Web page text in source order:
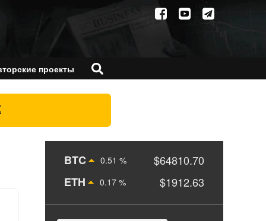
проекты
BTC 0.51 %
$64810.70
ETH
0.17 % $1912.63